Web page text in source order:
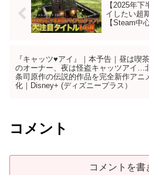
【2025年
イしたい超
【Steam中心
『キャッツ♥アイ』｜本予告｜昼は喫
のオーナー、夜は怪盗キャッツアイ…
条司原作の伝説的作品を完全新作アニ
化｜Disney+ (ディズニープラス）
コメント
コメントを書